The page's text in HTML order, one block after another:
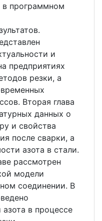
в программном
и
предприятиях
резки, а
Вторая глава
данных о
и свойства
после сварки, а
азота в стали.
рассмотрен
модели
соединении. В
в процессе